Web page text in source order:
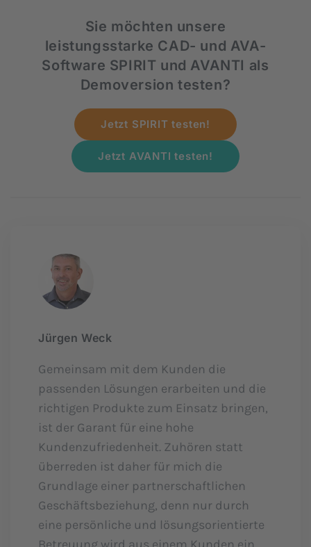
Sie möchten unsere
leistungsstarke CAD- und AVA-
Software SPIRIT und AVANTI als
Demoversion testen?
Jetzt SPIRIT testen!
Jetzt AVANTI testen!
Jürgen Weck
Gemeinsam mit dem Kunden die
passenden Lösungen erarbeiten und die
richtigen Produkte zum Einsatz bringen,
ist der Garant für eine hohe
Kundenzufriedenheit. Zuhören statt
überreden ist daher für mich die
Grundlage einer partnerschaftlichen
Geschäftsbeziehung, denn nur durch
eine persönliche und lösungsorientierte